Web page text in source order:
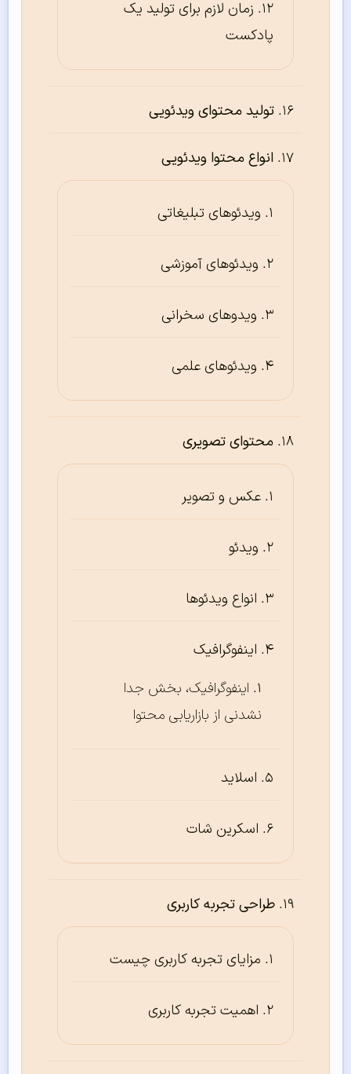
زمان لازم برای تولید یک
پادکست
تولید محتوای ویدئویی
انواع محتوا ویدئویی
ویدئوهای تبلیغاتی
ویدئوهای آموزشی
ویدوهای سخرانی
ویدئوهای علمی
محتوای تصویری
عکس و تصویر
ویدئو
انواع ویدئوها
اینفوگرافیک
اینفوگرافیک، بخش جدا
نشدنی از بازاریابی محتوا
اسلاید
اسکرین شات
طراحی تجربه کاربری
مزایای تجربه کاربری چیست
اهمیت تجربه کاربری